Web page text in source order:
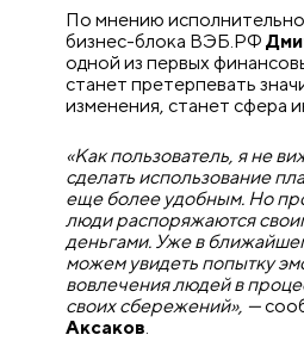
По мнению
бизнес-блока ВЭБ.РФ
одной из первых
станет претерпевать
изменения, станет сфера
«Как пользователь, я не
сделать использование
еще более удобным. Но
люди распоряжаются
деньгами. Уже в
можем увидеть попытку
вовлечения людей в
своих сбережений», —
Аксаков.